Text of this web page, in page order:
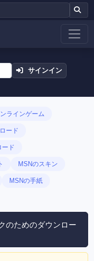
サインイン
ラインゲーム
ード
ード
MSNのスキン
MSNの手紙
のためのダウンロー